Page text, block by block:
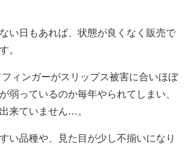
い日もあれば、状態が良くなく販売で
。
ィンガーがスリップス被害に合いほぼ
弱っているのか毎年やられてしまい、
来ていません…。
い品種や、見た目が少し不揃いになり